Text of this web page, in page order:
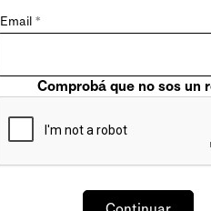
Email *
Comprobá que no sos un